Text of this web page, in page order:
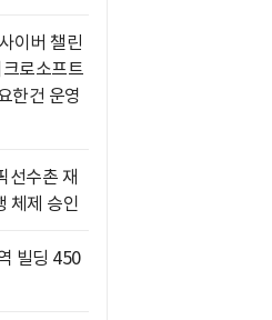
이버 챌린
로소프트
한건 운영
선수촌 재
체제 승인
빌딩 450